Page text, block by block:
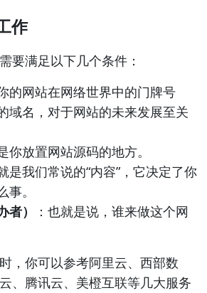
作
要满足以下几个条件：
的网站在网络世界中的门牌号
域名，对于网站的未来发展至关
你放置网站源码的地方。
是我们常说的“内容”，它决定了你
。
）
：也就是说，谁来做这个网
，你可以参考阿里云、西部数
、腾讯云、美橙互联等几大服务